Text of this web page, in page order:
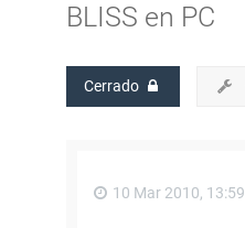
BLISS en PC
Cerrado
10 Mar 2010, 13:59